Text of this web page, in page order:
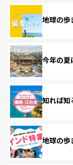
地球の
今年の夏
知れば知
地球の歩